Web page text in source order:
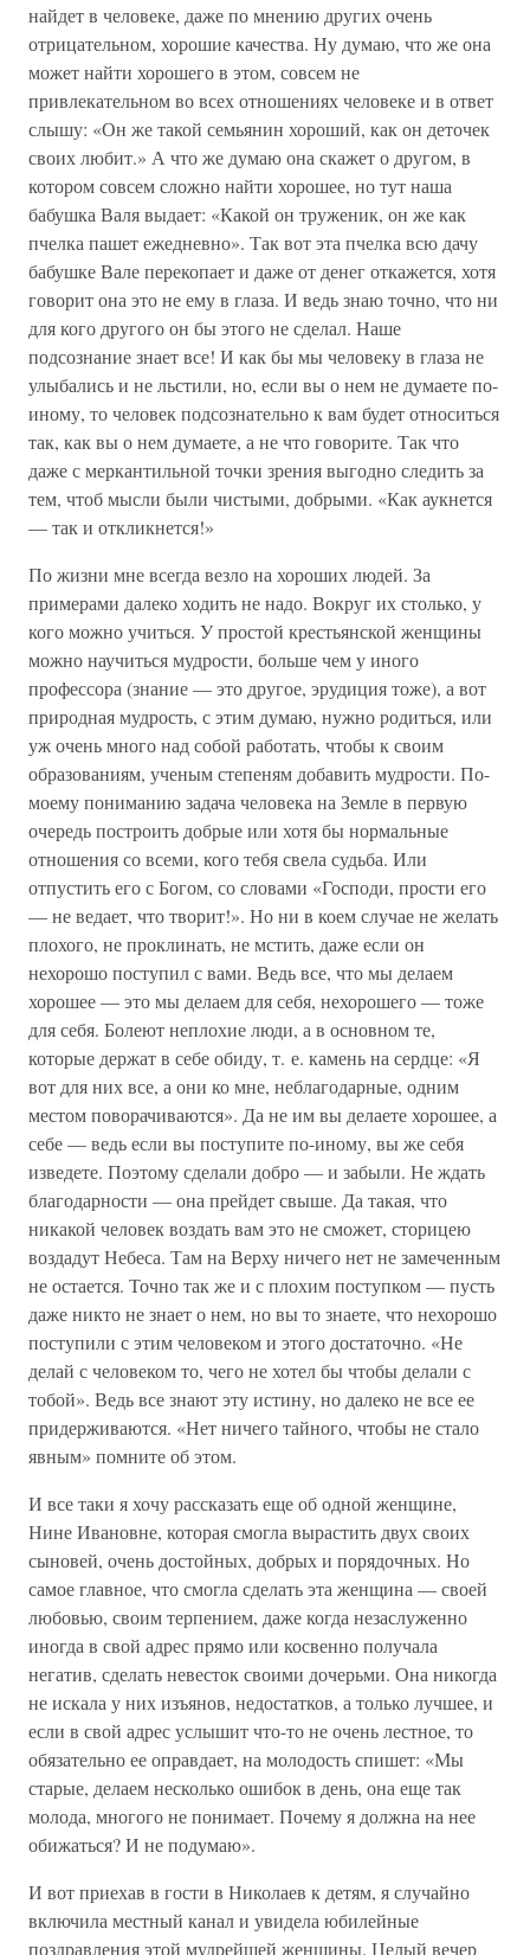
найдет в человеке, даже по мнению других очень
отрицательном, хорошие качества. Ну думаю, что же она
может найти хорошего в этом, совсем не
привлекательном во всех отношениях человеке и в ответ
слышу: «Он же такой семьянин хороший, как он деточек
своих любит.» А что же думаю она скажет о другом, в
котором совсем сложно найти хорошее, но тут наша
бабушка Валя выдает: «Какой он труженик, он же как
пчелка пашет ежедневно». Так вот эта пчелка всю дачу
бабушке Вале перекопает и даже от денег откажется, хотя
говорит она это не ему в глаза. И ведь знаю точно, что ни
для кого другого он бы этого не сделал. Наше
подсознание знает все! И как бы мы человеку в глаза не
улыбались и не льстили, но, если вы о нем не думаете по-
иному, то человек подсознательно к вам будет относиться
так, как вы о нем думаете, а не что говорите. Так что
даже с меркантильной точки зрения выгодно следить за
тем, чтоб мысли были чистыми, добрыми. «Как аукнется
— так и откликнется!»
По жизни мне всегда везло на хороших людей. За
примерами далеко ходить не надо. Вокруг их столько, у
кого можно учиться. У простой крестьянской женщины
можно научиться мудрости, больше чем у иного
профессора (знание — это другое, эрудиция тоже), а вот
природная мудрость, с этим думаю, нужно родиться, или
уж очень много над собой работать, чтобы к своим
образованиям, ученым степеням добавить мудрости. По-
моему пониманию задача человека на Земле в первую
очередь построить добрые или хотя бы нормальные
отношения со всеми, кого тебя свела судьба. Или
отпустить его с Богом, со словами «Господи, прости его
— не ведает, что творит!». Но ни в коем случае не желать
плохого, не проклинать, не мстить, даже если он
нехорошо поступил с вами. Ведь все, что мы делаем
хорошее — это мы делаем для себя, нехорошего — тоже
для себя. Болеют неплохие люди, а в основном те,
которые держат в себе обиду, т. е. камень на сердце: «Я
вот для них все, а они ко мне, неблагодарные, одним
местом поворачиваются». Да не им вы делаете хорошее, а
себе — ведь если вы поступите по-иному, вы же себя
изведете. Поэтому сделали добро — и забыли. Не ждать
благодарности — она прейдет свыше. Да такая, что
никакой человек воздать вам это не сможет, сторицею
воздадут Небеса. Там на Верху ничего нет не замеченным
не остается. Точно так же и с плохим поступком — пусть
даже никто не знает о нем, но вы то знаете, что нехорошо
поступили с этим человеком и этого достаточно. «Не
делай с человеком то, чего не хотел бы чтобы делали с
тобой». Ведь все знают эту истину, но далеко не все ее
придерживаются. «Нет ничего тайного, чтобы не стало
явным» помните об этом.
И все таки я хочу рассказать еще об одной женщине,
Нине Ивановне, которая смогла вырастить двух своих
сыновей, очень достойных, добрых и порядочных. Но
самое главное, что смогла сделать эта женщина — своей
любовью, своим терпением, даже когда незаслуженно
иногда в свой адрес прямо или косвенно получала
негатив, сделать невесток своими дочерьми. Она никогда
не искала у них изъянов, недостатков, а только лучшее, и
если в свой адрес услышит что-то не очень лестное, то
обязательно ее оправдает, на молодость спишет: «Мы
старые, делаем несколько ошибок в день, она еще так
молода, многого не понимает. Почему я должна на нее
обижаться? И не подумаю».
И вот приехав в гости в Николаев к детям, я случайно
включила местный канал и увидела юбилейные
поздравления этой мудрейшей женщины. Целый вечер